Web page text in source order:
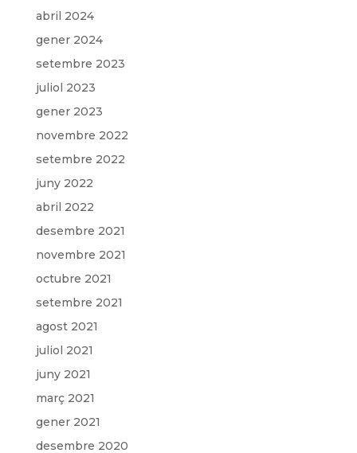
abril 2024
gener 2024
setembre 2023
juliol 2023
gener 2023
novembre 2022
setembre 2022
juny 2022
abril 2022
desembre 2021
novembre 2021
octubre 2021
setembre 2021
agost 2021
juliol 2021
juny 2021
març 2021
gener 2021
desembre 2020